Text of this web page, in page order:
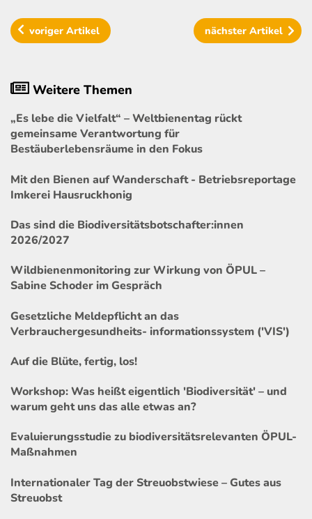
vorigerArtikel nächster Artikel
Weitere Themen
„Es lebe die Vielfalt“ – Weltbienentag rückt
gemeinsame Verantwortung für
Bestäuberlebensräume in den Fokus
Mit den Bienen auf Wanderschaft - Betriebsreportage
Imkerei Hausruckhonig
Das sind die Biodiversitätsbotschafter:innen
2026/2027
Wildbienenmonitoring zur Wirkung von ÖPUL –
Sabine Schoder im Gespräch
Gesetzliche Meldepflicht an das
Verbrauchergesundheits- informationssystem ('VIS')
Auf die Blüte, fertig, los!
Workshop: Was heißt eigentlich 'Biodiversität' – und
warum geht uns das alle etwas an?
Evaluierungsstudie zu biodiversitätsrelevanten ÖPUL-
Maßnahmen
Internationaler Tag der Streuobstwiese – Gutes aus
Streuobst